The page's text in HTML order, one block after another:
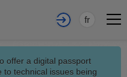
fr
offer a digital passport
to technical issues being